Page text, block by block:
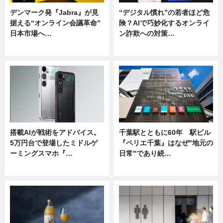
デンマーク発『Jabra』が見
据える“オンライン会議革命”
日本市場へ…
“デジタル慣れ”の若者ほど危
険？AIで巧妙化するオンライ
ン詐欺への対策…
搭載AIが戦術をアドバイス。
5万円台で登場したミドルゲ
ーミングスマホ『…
千葉駅とともに60年 駅ビル
『ペリエ千葉』はなぜ"地元の
日常"であり続…